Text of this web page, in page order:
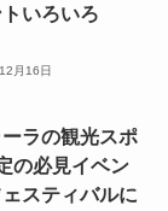
いろいろ
月16日
ラの観光スポ
の必見イベン
スティバルに